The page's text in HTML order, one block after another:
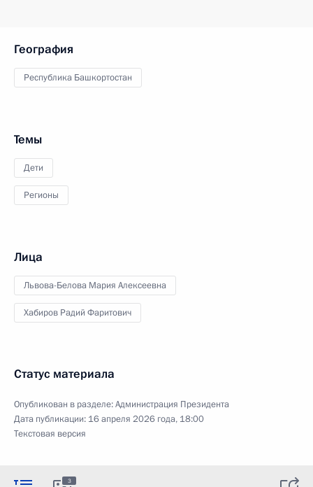
География
Республика Башкортостан
Темы
Дети
Регионы
Лица
Львова-Белова Мария Алексеевна
Хабиров Радий Фаритович
Статус материала
Опубликован в разделе:Администрация Президента
Дата публикации: 16 апреля 2026 года, 18:00
Текстовая версия
3